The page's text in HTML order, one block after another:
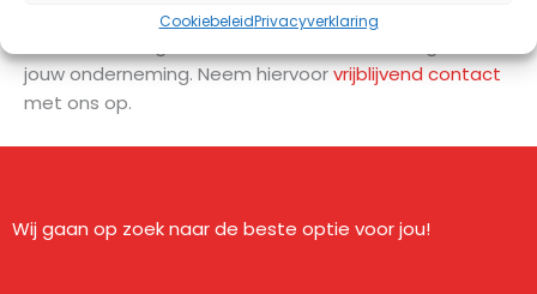
CookiebeleidPrivacyverklaring
Wij bieden je graag persoonlijk advies bij het vinden
jouw onderneming. Neem hiervoorvrijblijvend contact
met ons op.
Wij gaan op zoek naar de beste optie voor jou!